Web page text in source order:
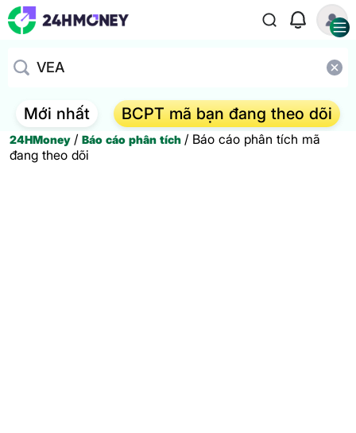
Mới nhất BCPT mã bạn đang theo dõi
24HMoney / Báo cáo phân tích / Báo cáo phân tích mã
đang theo dõi